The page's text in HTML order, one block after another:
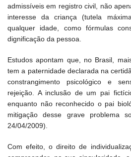
admissíveis em registro civil, não
interesse da criança (tutela
qualquer idade, como fórmulas
dignificação da pessoa.
Estudos apontam que, no Brasil,
tem a paternidade declarada na
constrangimento psicológico e
rejeição. A inclusão de um pai
enquanto não reconhecido o pai
mitigação desse grave problema
24/04/2009).
Com efeito, o direito de